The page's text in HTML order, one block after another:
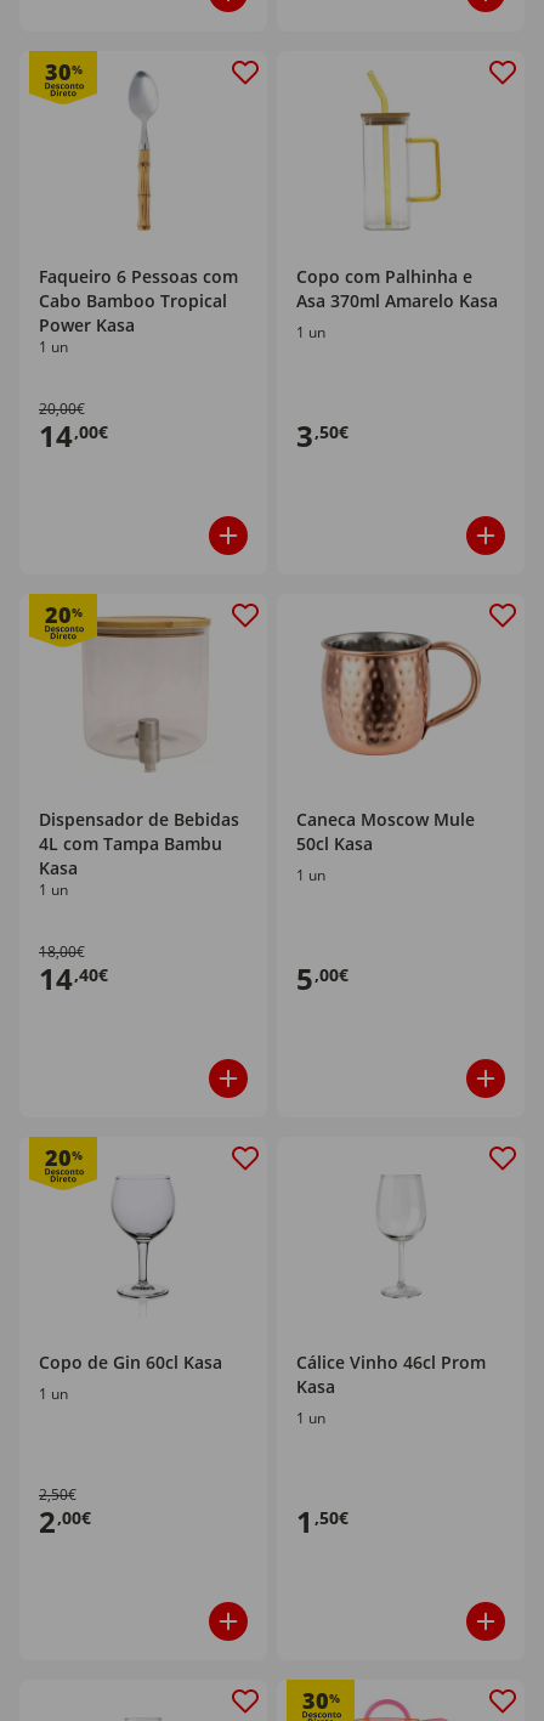
30%
Faqueiro 6 Pessoas com
Cabo Bamboo Tropical
Power Kasa
1 un
20,00€
14,00€
Copo com Palhinha e
Asa 370ml Amarelo Kasa
1 un
3,50€
20%
Dispensador de Bebidas
4L com Tampa Bambu
Kasa
1 un
18,00€
14,40€
Caneca Moscow Mule
50cl Kasa
1 un
5,00€
20%
Copo de Gin 60cl Kasa
1 un
2,50€
2,00€
Cálice Vinho 46cl Prom
Kasa
1 un
1 ,50€
30%